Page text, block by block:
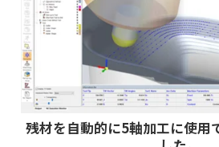
残材を自動的に5軸加工に使用